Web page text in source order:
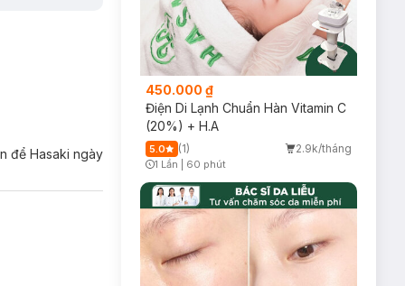
nào?
để Hasaki ngày
450.000 ₫
Điện Di Lạnh Chuẩn Hàn Vitamin C
(20%) + H.A
5.0 (1) 2.9k/tháng
1 Lần 60 phút